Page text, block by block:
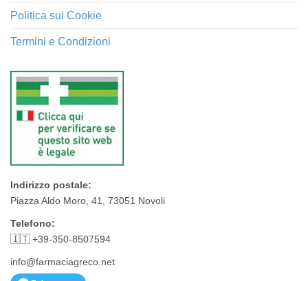
Politica sui Cookie
Termini e Condizioni
Indirizzo postale:
Piazza Aldo Moro, 41, 73051 Novoli
Telefono:
🇮🇹 +39-350-8507594
info@farmaciagreco.net